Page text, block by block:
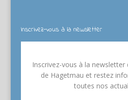
Inscrivez-vous à la newsletter
Inscrivez-vous à la newsletter
de Hagetmau et restez
toutes nos